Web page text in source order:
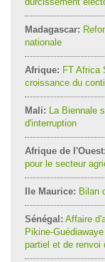
Madagascar:
nationale
Afrique: FT Africa
croissance du
Mali: La Biennale
d'interruption
Afrique de l'Ouest:
pour le secteur
Ile Maurice: Bilan
Sénégal: Affaire
Pikine-
partiel et de renvoi